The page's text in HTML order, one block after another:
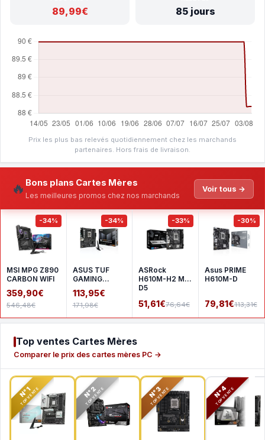
89,99€ 85 jours
Prix les plus bas relevés quotidiennement chez les marchands
partenaires. Hors frais de livraison.
🔥 Bons plans Cartes Mères
Les meilleures promos chez nos marchands
Voir tous →
-34%
MSI MPG Z890
CARBON WIFI
359,90€
546,48€
-34%
ASUS TUF
GAMING
A620AM-
PLUS WIFI
113,95€
171,98€
-33%
ASRock
H610M-H2 M.2
D5
51,61€76,64€
-30%
Asus PRIME
H610M-D
79,81€113,31€
Top ventes Cartes Mères
Comparer le prix des cartes mères PC →
N°1
TOP VENTE N°2
TOP VENTE N°3
TOP VENTE N°4
TOP VENTE